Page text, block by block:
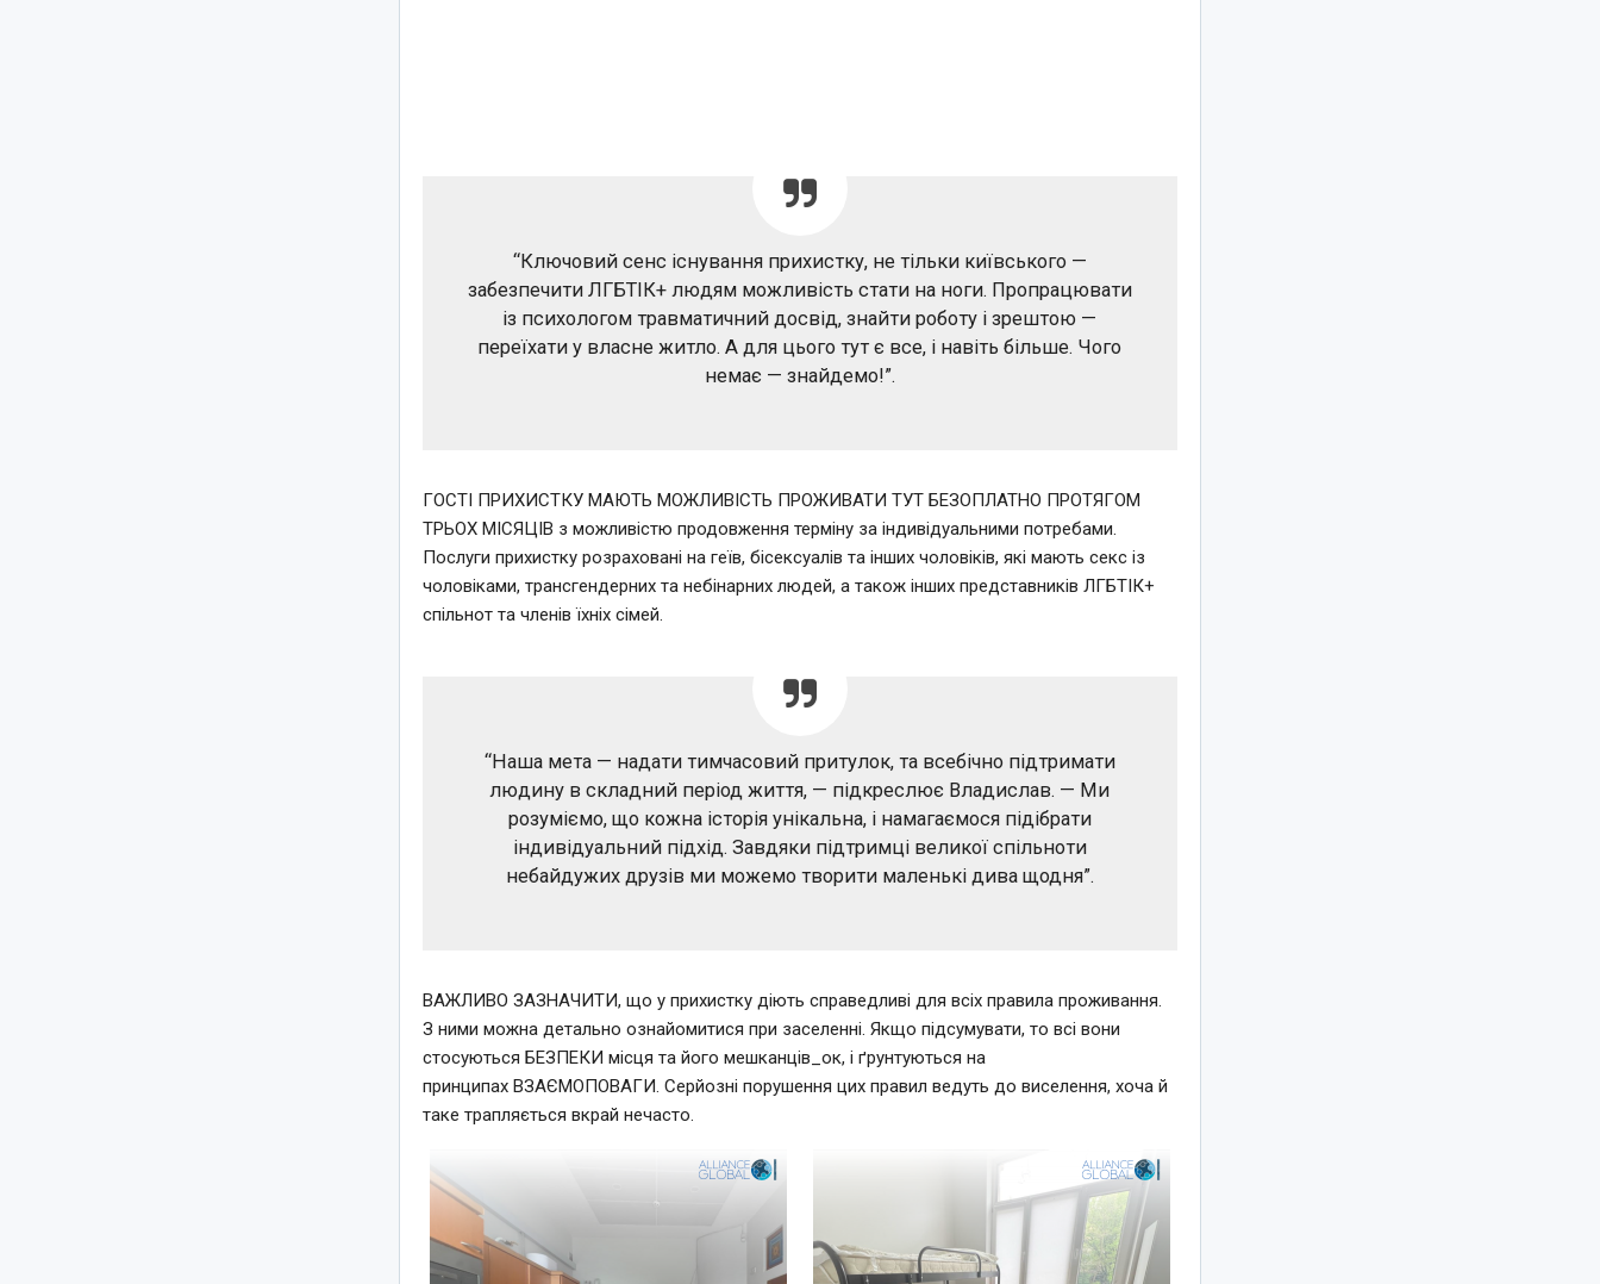
“Ключовий сенс існування прихистку, не тільки київського —
забезпечити ЛГБТІК+ людям можливість стати на ноги. Пропрацювати
із психологом травматичний досвід, знайти роботу і зрештою —
переїхати у власне житло. А для цього тут є все, і навіть більше. Чого
немає — знайдемо!”.
ГОСТІ ПРИХИСТКУ МАЮТЬ МОЖЛИВІСТЬ ПРОЖИВАТИ ТУТ БЕЗОПЛАТНО ПРОТЯГОМ
ТРЬОХ МІСЯЦІВ з можливістю продовження терміну за індивідуальними потребами.
Послуги прихистку розраховані на геїв, бісексуалів та інших чоловіків, які мають секс із
чоловіками, трансгендерних та небінарних людей, а також інших представників ЛГБТІК+
спільнот та членів їхніх сімей.
“Наша мета — надати тимчасовий притулок, та всебічно підтримати
людину в складний період життя, — підкреслює Владислав. — Ми
розуміємо, що кожна історія унікальна, і намагаємося підібрати
індивідуальний підхід. Завдяки підтримці великої спільноти
небайдужих друзів ми можемо творити маленькі дива щодня”.
ВАЖЛИВО ЗАЗНАЧИТИ, що у прихистку діють справедливі для всіх правила проживання.
З ними можна детально ознайомитися при заселенні. Якщо підсумувати, то всі вони
стосуються БЕЗПЕКИ місця та його мешканців_ок, і ґрунтуються на
принципах ВЗАЄМОПОВАГИ. Серйозні порушення цих правил ведуть до виселення, хоча й
таке трапляється вкрай нечасто.